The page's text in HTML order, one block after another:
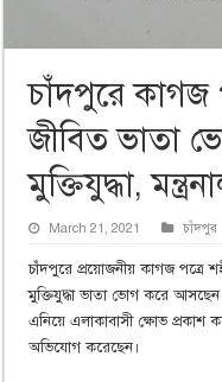
চাঁদপুরে কাগজ
জীবিত ভাতা
মুক্তিযুদ্ধা,
March 21, 2021 চাঁদপুর
চাঁদপুরে প্রয়োজনীয় কাগজ পত্রে
মুক্তিযুদ্ধা ভাতা ভোগ করে আসছেন
এনিয়ে এলাকাবাসী ক্ষোভ প্রকাশ
অভিযোগ করেছেন।